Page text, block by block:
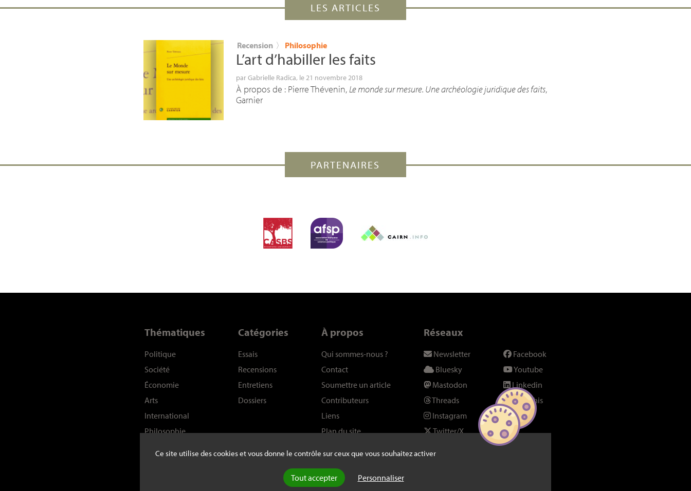
Ce site utilise des cookies et vous donne le contrôle sur ceux que vous souhaitez activer
Tout accepter Personnaliser
LES ARTICLES
Recension 〉 Philosophie
L’art d’habiller les faits
parGabrielle Radica, le 21 novembre 2018
À propos de : Pierre Thévenin,Le monde sur mesure. Une archéologie juridique des faits,
Garnier
PARTENAIRES
Thématiques
Politique
Société
Économie
Arts
International
Philosophie
Catégories
Essais
Recensions
Entretiens
Dossiers
À propos
Qui sommes-nous ?
Contact
Soumettre un article
Contributeurs
Liens
Plan du site
Réseaux
Newsletter
Bluesky
Mastodon
Threads
Instagram
Twitter/X
Facebook
Youtube
Linkedin
SeenThis
Fil RSS